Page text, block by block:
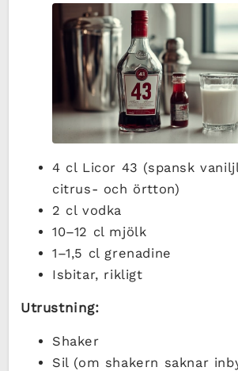
4 cl Licor 43 (spansk
citrus- och örtton)
2 cl vodka
10–12 cl mjölk
1–1,5 cl grenadine
Isbitar, rikligt
Utrustning:
Shaker
Sil (om shakern saknar